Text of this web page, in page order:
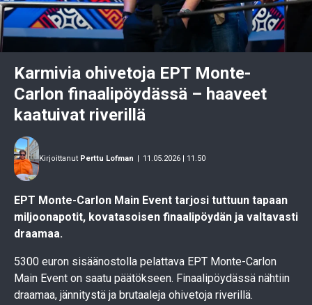
Karmivia ohivetoja EPT Monte-
Carlon finaalipöydässä – haaveet
kaatuivat riverillä
Kirjoittanut Perttu Lofman | 11.05.2026 | 11.50
EPT Monte-Carlon Main Event tarjosi tuttuun tapaan
miljoonapotit, kovatasoisen finaalipöydän ja valtavasti
draamaa.
5300 euron sisäänostolla pelattava EPT Monte-Carlon
Main Event on saatu päätökseen. Finaalipöydässä nähtiin
draamaa, jännitystä ja brutaaleja ohivetoja riverillä.